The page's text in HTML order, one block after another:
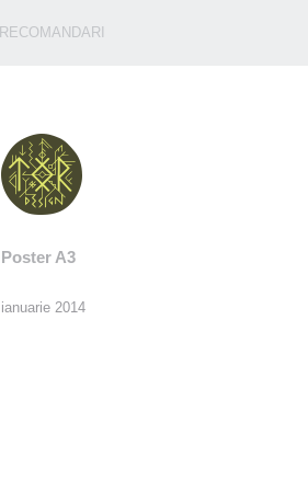
RECOMANDARI
Poster A3
ianuarie 2014